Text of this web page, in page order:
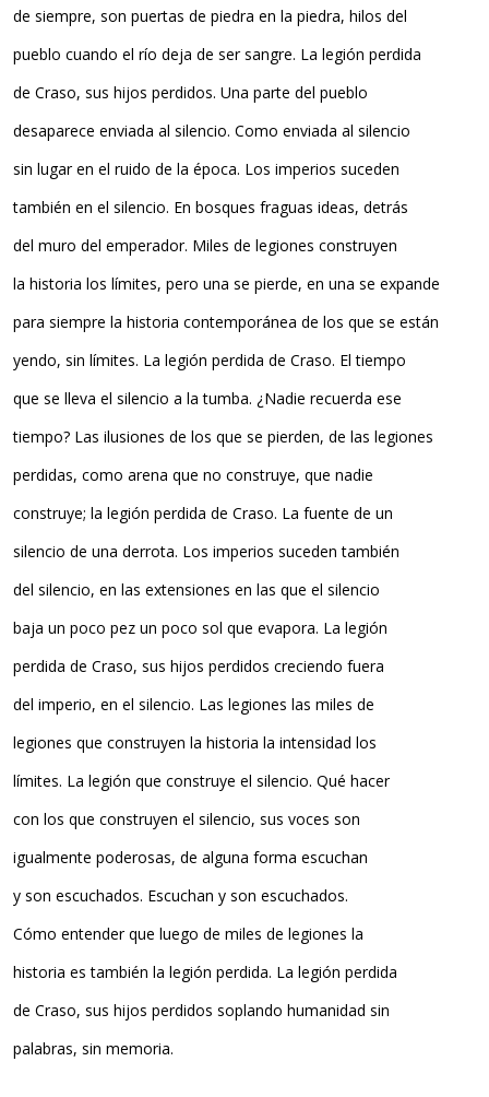
de siempre, son puertas de piedra en la piedra, hilos del
pueblo cuando el río deja de ser sangre. La legión perdida
de Craso, sus hijos perdidos. Una parte del pueblo
desaparece enviada al silencio. Como enviada al silencio
sin lugar en el ruido de la época. Los imperios suceden
también en el silencio. En bosques fraguas ideas, detrás
del muro del emperador. Miles de legiones construyen
la historia los límites, pero una se pierde, en una se expande
para siempre la historia contemporánea de los que se están
yendo, sin límites. La legión perdida de Craso. El tiempo
que se lleva el silencio a la tumba. ¿Nadie recuerda ese
tiempo? Las ilusiones de los que se pierden, de las legiones
perdidas, como arena que no construye, que nadie
construye; la legión perdida de Craso. La fuente de un
silencio de una derrota. Los imperios suceden también
del silencio, en las extensiones en las que el silencio
baja un poco pez un poco sol que evapora. La legión
perdida de Craso, sus hijos perdidos creciendo fuera
del imperio, en el silencio. Las legiones las miles de
legiones que construyen la historia la intensidad los
límites. La legión que construye el silencio. Qué hacer
con los que construyen el silencio, sus voces son
igualmente poderosas, de alguna forma escuchan
y son escuchados. Escuchan y son escuchados.
Cómo entender que luego de miles de legiones la
historia es también la legión perdida. La legión perdida
de Craso, sus hijos perdidos soplando humanidad sin
palabras, sin memoria.